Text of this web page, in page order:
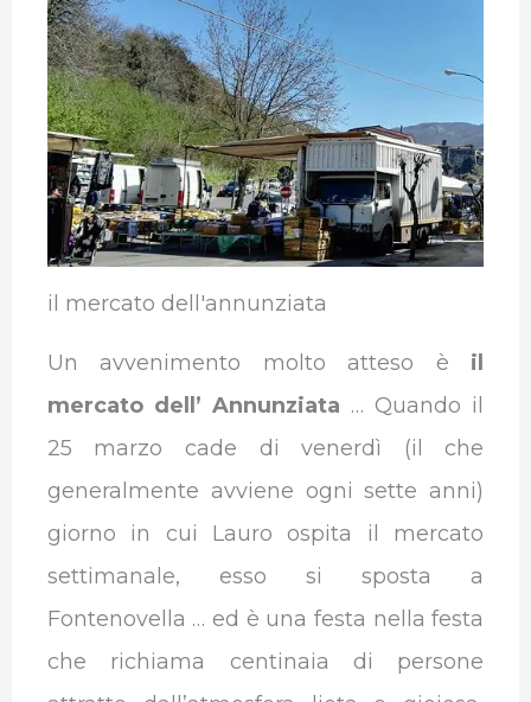
il mercato dell'annunziata
Un avvenimento molto atteso è il
mercato dell’ Annunziata … Quando il
25 marzo cade di venerdì (il che
generalmente avviene ogni sette anni)
giorno in cui Lauro ospita il mercato
settimanale, esso si sposta a
Fontenovella … ed è una festa nella festa
che richiama centinaia di persone